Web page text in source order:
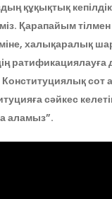
құқықтық
Қарапайым
міне, халықаралық
ратификациялауға
сот
сәйкес
аламыз”.